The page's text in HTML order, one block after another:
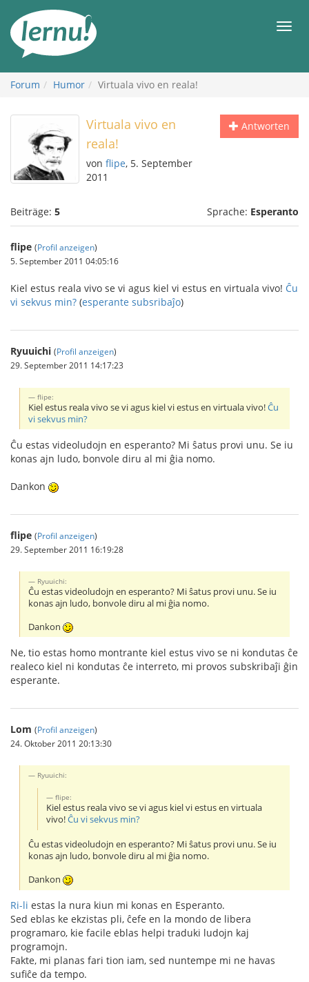
Inhalt
Forum Humor Virtuala vivo en reala!
Antworten
Virtuala vivo en
reala!
von flipe, 5. September
2011
Beiträge: 5 Sprache: Esperanto
flipe (Profil anzeigen)
5. September 2011 04:05:16
Kiel estus reala vivo se vi agus kiel vi estus en virtuala vivo! Ĉu
vi sekvus min? (esperante subsribaĵo)
Ryuuichi (Profil anzeigen)
29. September 2011 14:17:23
flipe:
Kiel estus reala vivo se vi agus kiel vi estus en virtuala vivo!Ĉu
vi sekvus min?
Ĉu estas videoludojn en esperanto? Mi ŝatus provi unu. Se iu
konas ajn ludo, bonvole diru al mi ĝia nomo.
Dankon
flipe (Profil anzeigen)
29. September 2011 16:19:28
Ryuuichi:
Ĉu estas videoludojn en esperanto? Mi ŝatus provi unu. Se iu
konas ajn ludo, bonvole diru al mi ĝia nomo.
Dankon
Ne, tio estas homo montrante kiel estus vivo se ni kondutas ĉe
realeco kiel ni kondutas ĉe interreto, mi provos subskribaĵi ĝin
esperante.
Lom (Profil anzeigen)
24. Oktober 2011 20:13:30
Ryuuichi:
flipe:
Kiel estus reala vivo se vi agus kiel vi estus en virtuala
vivo!Ĉu vi sekvus min?
Ĉu estas videoludojn en esperanto? Mi ŝatus provi unu. Se iu
konas ajn ludo, bonvole diru al mi ĝia nomo.
Dankon
Ri-li estas la nura kiun mi konas en Esperanto.
Sed eblas ke ekzistas pli, ĉefe en la mondo de libera
programaro, kie facile eblas helpi traduki ludojn kaj
programojn.
Fakte, mi planas fari tion iam, sed nuntempe mi ne havas
sufiĉe da tempo.